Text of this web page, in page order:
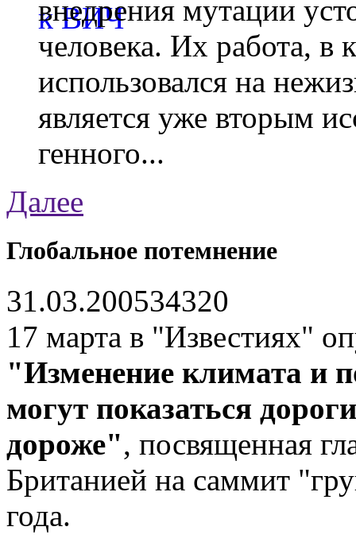
внедрения мутации
человека. Их работа, в
использовался на
является уже вторым
генного...
Далее
Глобальное потемнение
31.03.200534320
17 марта в "Известиях"
"Изменение климата и
могут показаться
дороже", посвященная
Британией на саммит
года.